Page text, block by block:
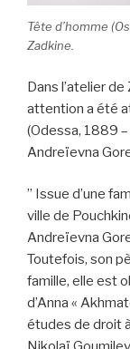
Tête d’homme
Zadkine.
Dans l’atelier de
attention a été
(Odessa, 1889
Andreïevna
” Issue d’une
ville de
Andreïevna
Toutefois, son
famille, elle est
d’Anna «
études de droit